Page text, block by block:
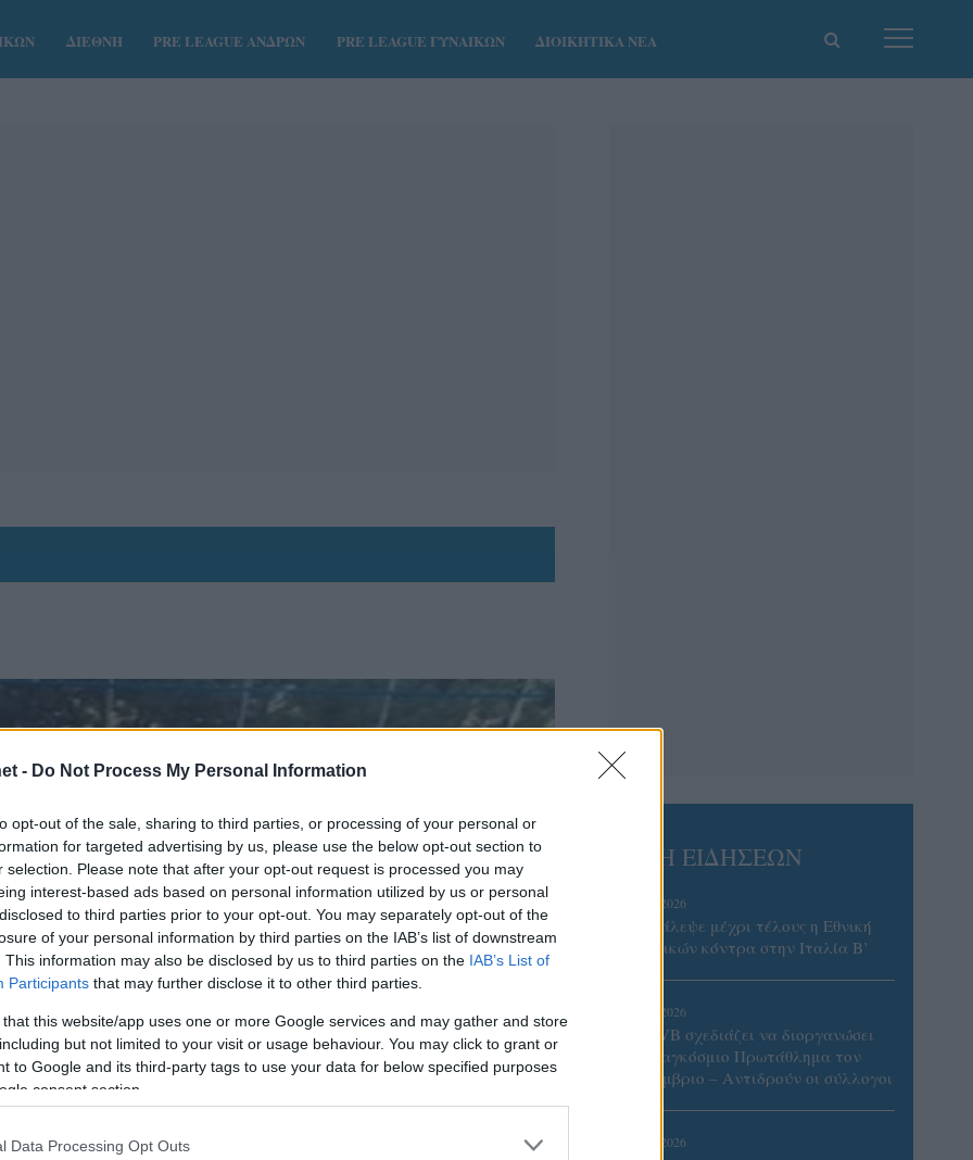
- Do Not Process My Personal Information
opt-out of the sale, sharing to third parties, or processing of your personal or
for targeted advertising by us, please use the below opt-out section to
selection. Please note that after your opt-out request is processed you may
interest-based ads based on personal information utilized by us or personal
to third parties prior to your opt-out. You may separately opt-out of the
of your personal information by third parties on the IAB’s list of downstream
This information may also be disclosed by us to third parties on the IAB’s List of
Participants that may further disclose it to other third parties.
that this website/app uses one or more Google services and may gather and store
but not limited to your visit or usage behaviour. You may click to grant or
to Google and its third-party tags to use your data for below specified purposes
consent section.
Data Processing Opt Outs
ΔΙΕΘΝΗ PRE LEAGUE ΑΝΔΡΩΝ PRE LEAGUE ΓΥΝΑΙΚΩΝ ΔΙΟΙΚΗΤΙΚΑ ΝΕΑ
ΡΟΗ ΕΙΔΗΣΕΩΝ
06/08/2026
Το πάλεψε μέχρι τέλους η Εθνική
γυναικών κόντρα στην Ιταλία Β’
06/08/2026
Η FIVB σχεδιάζει να διοργανώσει
το Παγκόσμιο Πρωτάθλημα τον
Δεκέμβριο – Αντιδρούν οι σύλλογοι
06/08/2026